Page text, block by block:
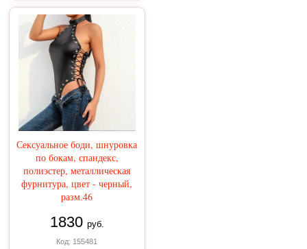
Сексуальное боди, шнуровка
по бокам, спандекс,
полиэстер, металлическая
фурнитура, цвет - черный,
разм.46
1830 руб.
Код: 155481